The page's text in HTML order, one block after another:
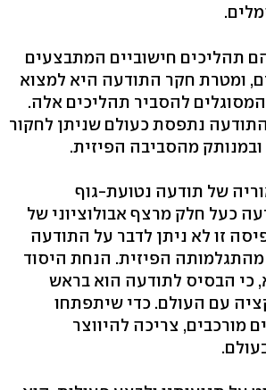
תהליכים חישוביים המתבצעים
ומטרת חקר התודעה היא למצוא
המסוגלים להסביר תהליכים אלה.
נתפסת כעולם שניתן לחקור
ובמנותק מהסביבה הפיזית.
של תודעה נטועת-גוף
כעל חלק מרצף אבולוציוני של
זו לא ניתן לדבר על התודעה
הפיזית. הנחת היסוד
כי הבסיס לתודעה הוא בראש
עם העולם. כדי שיתפתחו
מורכבים, צריכה להיווצר